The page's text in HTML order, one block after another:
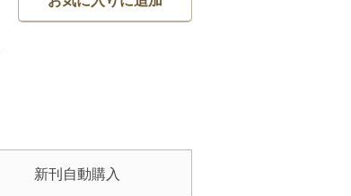
新刊自動購入